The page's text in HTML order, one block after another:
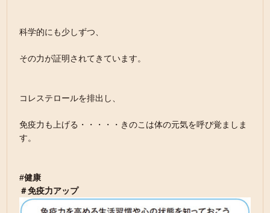
科学的にも少しずつ、
その力が証明されてきています。
コレステロールを排出し、
免疫力も上げる・・・・・きのこは体の元気を呼び覚ましま
す。
#健康
＃免疫力アップ